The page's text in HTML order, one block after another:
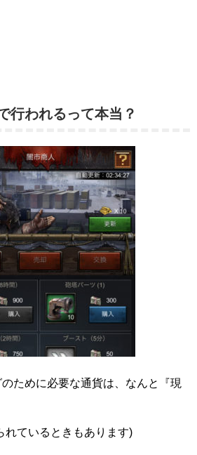
行われるって本当？
ために必要な通貨は、なんと『現
れているときもあります)